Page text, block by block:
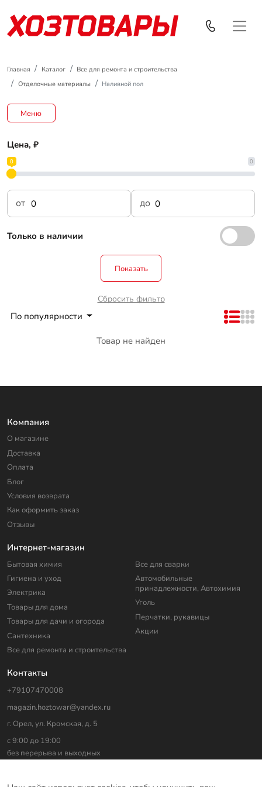
Главная Каталог
Все для ремонта и строительства
Отделочные материалы
Наливной пол
Меню
Цена, ₽
0
0
от до
Только в наличии
Показать
Сбросить фильтр
По популярности
Товар не найден
Компания
О магазине
Доставка
Оплата
Блог
Условия возврата
Как оформить заказ
Отзывы
Интернет-магазин
Бытовая химия
Гигиена и уход
Электрика
Товары для дома
Товары для дачи и огорода
Сантехника
Все для ремонта и строительства
Все для сварки
Автомобильные
принадлежности, Автохимия
Уголь
Перчатки, рукавицы
Акции
Контакты
+79107470008
magazin.hoztowar@yandex.ru
г. Орел, ул. Кромская, д. 5
с 9:00 до 19:00
без перерыва и выходных